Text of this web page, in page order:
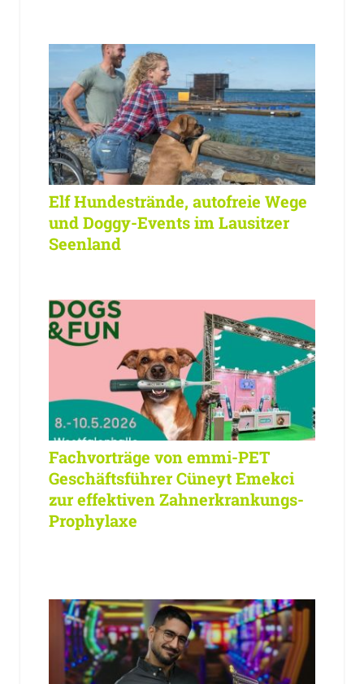
Elf Hundestrände, autofreie Wege
und Doggy-Events im Lausitzer
Seenland
Fachvorträge von emmi-PET
Geschäftsführer Cüneyt Emekci
zur effektiven Zahnerkrankungs-
Prophylaxe